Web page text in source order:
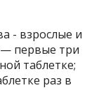
-­ взрослые и
— первые три
таблетке;
раз в